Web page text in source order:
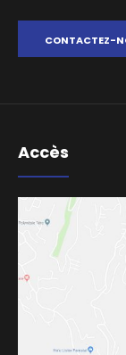
CONTACTEZ-
Accès